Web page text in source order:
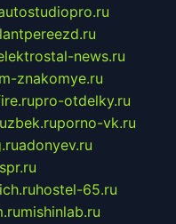
news.ru
znakomye.ru
pro-otdelky.ru
porno-vk.ru
adonyev.ru
hostel-65.ru
mishinlab.ru